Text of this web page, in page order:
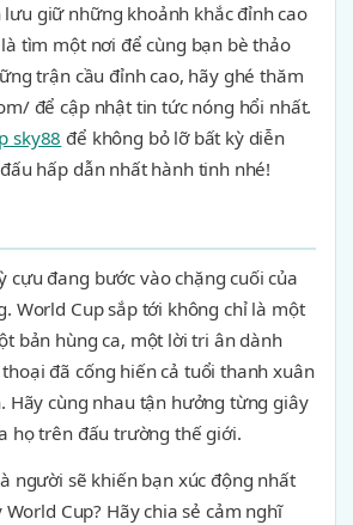
giữ những khoảnh khắc đỉnh cao
tìm một nơi để cùng bạn bè thảo
trận cầu đỉnh cao, hãy ghé thăm
để cập nhật tin tức nóng hổi nhất.
sky88 để không bỏ lỡ bất kỳ diễn
hấp dẫn nhất hành tinh nhé!
cựu đang bước vào chặng cuối của
World Cup sắp tới không chỉ là một
bản hùng ca, một lời tri ân dành
đã cống hiến cả tuổi thanh xuân
Hãy cùng nhau tận hưởng từng giây
họ trên đấu trường thế giới.
người sẽ khiến bạn xúc động nhất
Cup? Hãy chia sẻ cảm nghĩ